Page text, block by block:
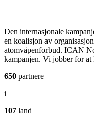
Den internasjonale
en koalisjon av
atomvåpenforbud. ICAN
kampanjen. Vi jobber for at
650 partnere
i
107 land